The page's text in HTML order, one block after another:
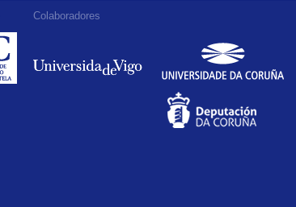
Colaboradores